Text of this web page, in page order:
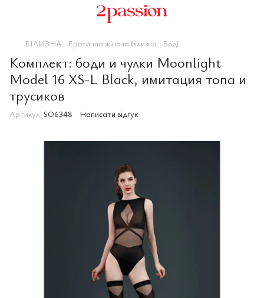
БІЛИЗНА Еротична жіноча білизна Боді
Комплект: боди и чулки Moonlight
Model 16 XS-L Black, имитация топа и
трусиков
Артикул: SO6348 Написати відгук